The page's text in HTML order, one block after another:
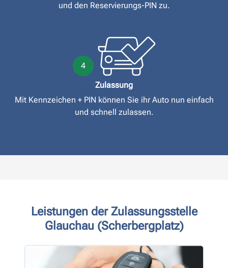
und den Reservierungs-PIN zu.
4
Zulassung
Mit Kennzeichen + PIN können Sie ihr Auto nun einfach
und schnell zulassen.
Leistungen der Zulassungsstelle
Glauchau (Scherbergplatz)